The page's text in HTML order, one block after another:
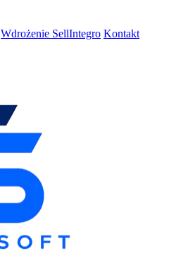
Wdrożenie SellIntegro Kontakt